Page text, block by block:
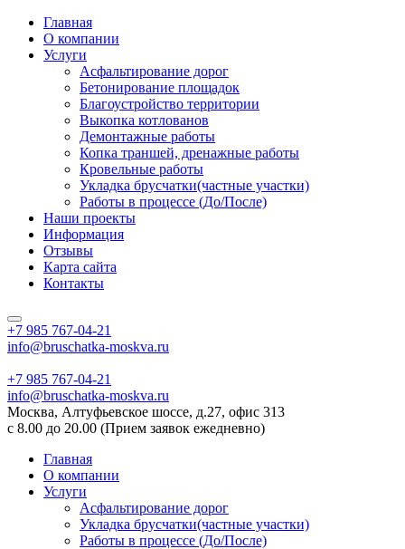
Главная
О компании
Услуги
Асфальтирование дорог
Бетонирование площадок
Благоустройство территории
Выкопка котлованов
Демонтажные работы
Копка траншей, дренажные работы
Кровельные работы
Укладка брусчатки(частные участки)
Работы в процессе (До/После)
Наши проекты
Информация
Отзывы
Карта сайта
Контакты
+7 985 767-04-21
info@bruschatka-moskva.ru
+7 985 767-04-21
info@bruschatka-moskva.ru
Москва, Алтуфьевское шоссе, д.27, офис 313
с 8.00 до 20.00 (Прием заявок ежедневно)
Главная
О компании
Услуги
Асфальтирование дорог
Укладка брусчатки(частные участки)
Работы в процессе (До/После)